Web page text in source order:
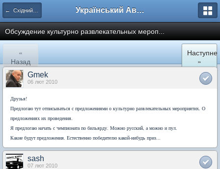
← Східний регіон Український Автоклуб ВАЗ
Обсуждение культурно развлекательных мероп...
«
Назад
Наступне
»
Gmek
06 лют 2010
Друзья!
Предлогаю тут отписываться с предложениями о культурно развлекательных мероприятих. О
предложениях их проведения.
Я предлогаю начать с чемпионата по бильярду. Можно русский, а можно и пул.
Какие будут предложения. Естественно победителю какой-нибудь приз...
sash
07 лют 2010